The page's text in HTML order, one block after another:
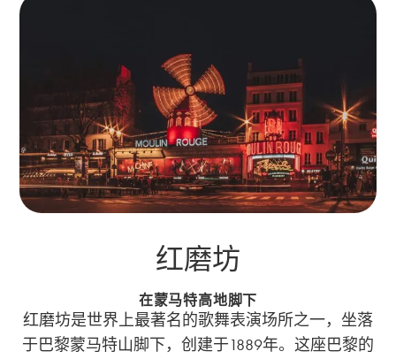
红磨坊
在蒙马特高地脚下
红磨坊是世界上最著名的歌舞表演场所之一，坐落
于巴黎蒙马特山脚下，创建于1889年。这座巴黎的